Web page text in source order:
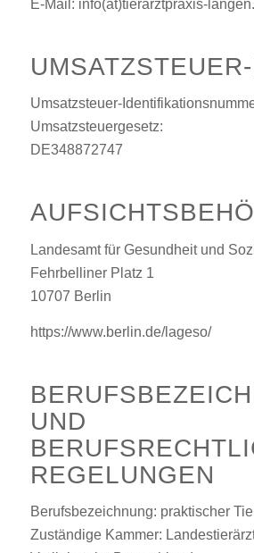
E-Mail: info(at)tierarztpraxis-
Umsatzsteuer-
Umsatzsteuergesetz:
DE348872747
Landesamt für Gesundheit und
Fehrbelliner Platz 1
10707 Berlin
https://www.berlin.de/lageso/
UND
REGELUNGEN
Berufsbezeichnung: praktischer
Zuständige Kammer: